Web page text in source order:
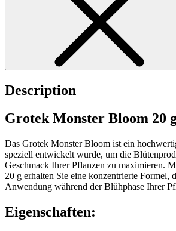
Description
Grotek Monster Bloom 20
Das Grotek Monster Bloom ist ein
speziell entwickelt wurde, um die
Geschmack Ihrer Pflanzen zu maximieren.
20 g erhalten Sie eine konzentrierte Formel,
Anwendung während der Blühphase Ihrer
Eigenschaften: